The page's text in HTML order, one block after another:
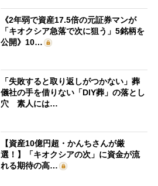
《2年弱で資産17.5倍の元証券マンが
「キオクシア急落で次に狙う」5銘柄を
公開》10…
「失敗すると取り返しがつかない」葬
儀社の手を借りない「DIY葬」の落とし
穴 素人には…
【資産10億円超・かんちさんが厳
選！】「キオクシアの次」に資金が流
れる期待の高…